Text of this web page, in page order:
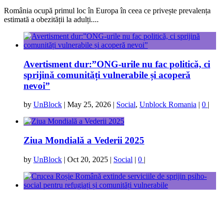
România ocupă primul loc în Europa în ceea ce privește prevalența
estimată a obezității la adulți....
Avertisment dur:”ONG-urile nu fac politică, ci
sprijină comunități vulnerabile și acoperă
nevoi”
by UnBlock May 25, 2026 Social, Unblock Romania 0
Ziua Mondială a Vederii 2025
by UnBlock | Oct 20, 2025 | Social | 0 |